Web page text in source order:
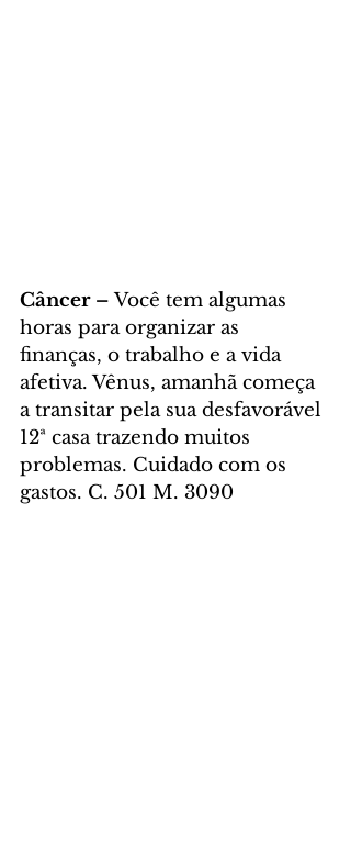
Câncer – Você tem algumas
horas para organizar as
finanças, o trabalho e a vida
afetiva. Vênus, amanhã começa
a transitar pela sua desfavorável
12ª casa trazendo muitos
problemas. Cuidado com os
gastos. C. 501 M. 3090